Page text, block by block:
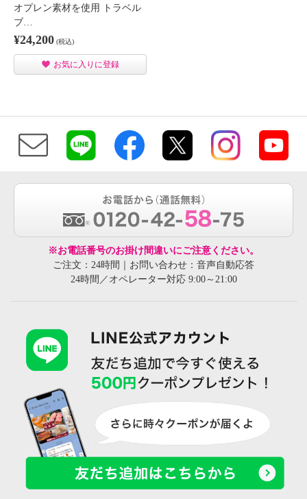
オプレン素材を使用 トラベル
ブ…
¥24,200 (税込)
お気に入りに登録
※お電話番号のお掛け間違いにご注意ください。
ご注文：24時間｜お問い合わせ：音声自動応答
24時間／オペレーター対応 9:00～21:00